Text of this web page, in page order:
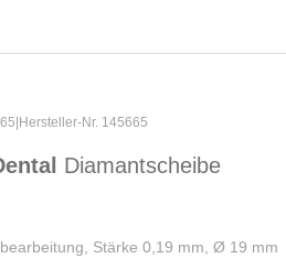
Hersteller-Nr. 145665
Diamantscheibe
Stärke 0,19 mm, Ø 19 mm